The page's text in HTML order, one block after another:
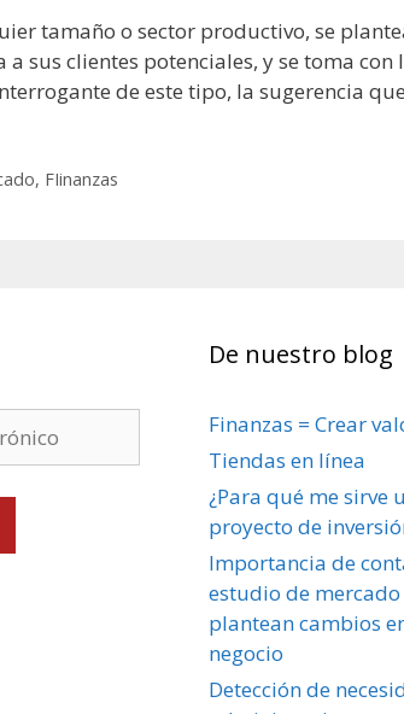
tamaño o sector productivo, se
sus clientes potenciales, y se toma
de este tipo, la sugerencia
, FIinanzas
De nuestro blog
Finanzas = Crear
Tiendas en línea
¿Para qué me sirve
proyecto de
Importancia de
estudio de
plantean cambios
negocio
Detección de